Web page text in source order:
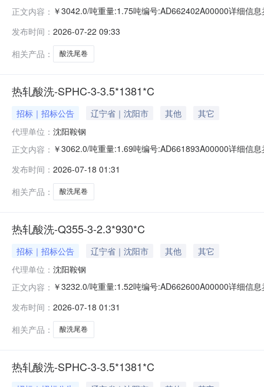
正文内容： ￥3042.0/吨重量:1.75吨编号:AD662402A00000详细信
产线名称:冷轧1#线锌层重量代码描述:上表面锌层重量
发布时间： 2026-07-22 09:33
相关产品：
酸洗尾卷
热轧酸洗-SPHC-3-3.5*1381*C
招标｜招标公告 辽宁省｜沈阳市 其他
其它
代理单位： 沈阳鞍钢
正文内容： ￥3062.0/吨重量:1.69吨编号:AD661893A00000详细信
求产线名称:冷轧1#线锌层重量代码描述:上表面锌层重量
发布时间： 2026-07-18 01:31
相关产品：
酸洗尾卷
热轧酸洗-Q355-3-2.3*930*C
招标｜招标公告 辽宁省｜沈阳市 其他
其它
代理单位： 沈阳鞍钢
正文内容： ￥3232.0/吨重量:1.52吨编号:AD662600A00000详细信
求产线名称:冷轧1#线锌层重量代码描述:上表面锌层重量
发布时间： 2026-07-18 01:31
相关产品：
酸洗尾卷
热轧酸洗-SPHC-3-3.5*1381*C